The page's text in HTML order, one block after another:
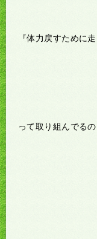
『体力戻すために
って取り組んでる